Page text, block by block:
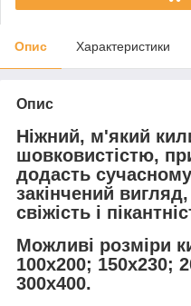
Опис Характеристики
Опис
Ніжний, м'який
шовковистістю,
додасть
закінчений
свіжість і
Можливі розміри
100х200; 150х230;
300x400.